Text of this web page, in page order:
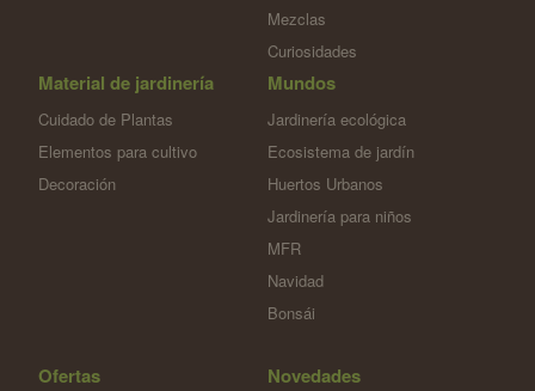
Mezclas
Curiosidades
Material de jardinería
Cuidado de Plantas
Elementos para cultivo
Decoración
Mundos
Jardinería ecológica
Ecosistema de jardín
Huertos Urbanos
Jardinería para niños
MFR
Navidad
Bonsái
Ofertas
Novedades